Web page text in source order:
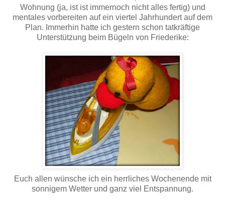
Wohnung (ja, ist ist immernoch nicht alles fertig) und
mentales vorbereiten auf ein viertel Jahrhundert auf dem
Plan. Immerhin hatte ich gestern schon tatkräftige
Unterstützung beim Bügeln von Friederike:
Euch allen wünsche ich ein herrliches Wochenende mit
sonnigem Wetter und ganz viel Entspannung.